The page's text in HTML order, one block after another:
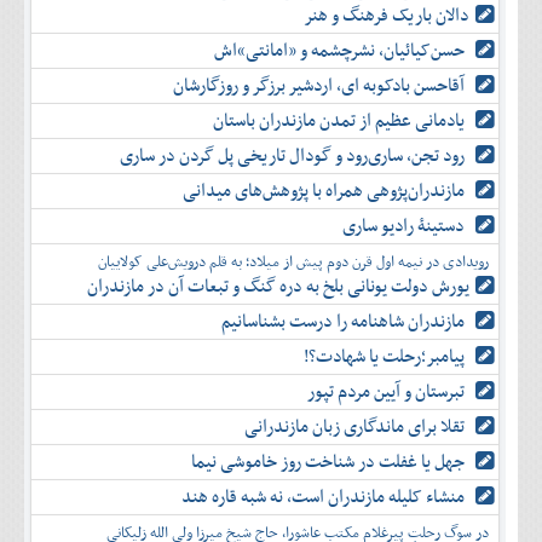
دالان باریک فرهنگ و هنر
حسن‌کیائیان، نشرچشمه و «امانتی»اش
آقاحسن بادکوبه ای، اردشیر برزگر و روزگارشان
یادمانی عظیم از تمدن مازندران باستان
رود تجن، ساری‌رود و گودال تاریخی پل گردن در ساری
مازندران‌پژوهی همراه با پژوهش‌های میدانی
دستینۀ رادیو ساری
رویدادی در نیمه اول قرن دوم پیش از میلاد؛ به قلم درویش‌علی کولاییان
یورش دولت یونانی بلخ به دره گنگ و تبعات آن در مازندران
مازندران شاهنامه را درست بشناسانیم
پیامبر؛رحلت یا شهادت؟!
تبرستان و آیین مردم تپور
تقلا برای ماندگاری زبان مازندرانی
جهل یا غفلت در شناخت روز خاموشی نیما
منشاء کلیله مازندران است، نه شبه قاره هند
در سوگ رحلتِ پیرغلام مکتب عاشورا، حاج شیخ میرزا ولی الله زلیکانی